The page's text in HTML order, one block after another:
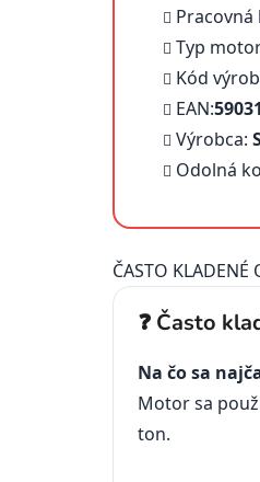
Pracovná
Typ
Kód
EAN:
Výrobca:
Odolná
ČASTO KLADENÉ
❓ Často
Na čo sa
Motor sa
ton.